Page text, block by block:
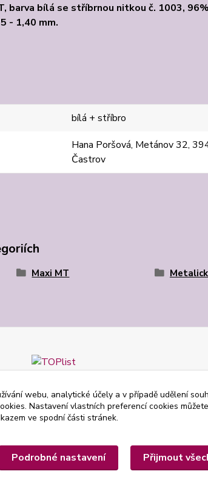
barva bílá se stříbrnou nitkou č. 1003,
- 1,40 mm.
bílá + stříbro
Hana Poršová, Metánov 32,
Častrov
Maxi MT
webu, analytické účely a v případě udělení
Nastavení vlastních preferencí cookies
ve spodní části stránek.
Podrobné nastavení Přijmout